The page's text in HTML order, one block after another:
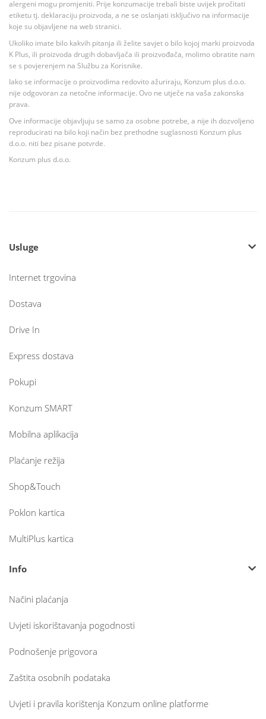
alergeni mogu promjeniti. Prije konzumacije trebali biste uvijek pročitati
etiketu tj. deklaraciju proizvoda, a ne se oslanjati isključivo na informacije
koje su objavljene na web stranici.
Ukoliko imate bilo kakvih pitanja ili želite savjet o bilo kojoj marki proizvoda
K Plus, ili proizvoda drugih dobavljača ili proizvođača, molimo obratite nam
se s povjerenjem na Službu za Korisnike.
Iako se informacije o proizvodima redovito ažuriraju, Konzum plus d.o.o.
nije odgovoran za netočne informacije. Ovo ne utječe na vaša zakonska
prava.
Ove informacije objavljuju se samo za osobne potrebe, a nije ih dozvoljeno
reproducirati na bilo koji način bez prethodne suglasnosti Konzum plus
d.o.o. niti bez pisane potvrde.
Konzum plus d.o.o.
Usluge
Internet trgovina
Dostava
Drive In
Express dostava
Pokupi
Konzum SMART
Mobilna aplikacija
Plaćanje režija
Shop&Touch
Poklon kartica
MultiPlus kartica
Info
Načini plaćanja
Uvjeti iskorištavanja pogodnosti
Podnošenje prigovora
Zaštita osobnih podataka
Uvjeti i pravila korištenja Konzum online platforme